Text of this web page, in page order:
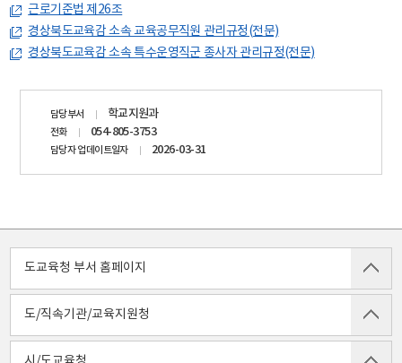
근로기준법 제26조
경상북도교육감 소속 교육공무직원 관리규정(전문)
경상북도교육감 소속 특수운영직군 종사자 관리규정(전문)
담당부서 학교지원과
전화 054-805-3753
담당자 업데이트일자 2026-03-31
도교육청 부서 홈페이지
도/직속기관/교육지원청